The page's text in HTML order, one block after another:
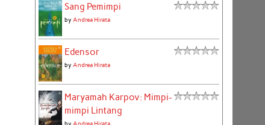
Sang Pemimpi
by Andrea Hirata
Edensor
by Andrea Hirata
Maryamah Karpov: Mimpi-
mimpi Lintang
by Andrea Hirata